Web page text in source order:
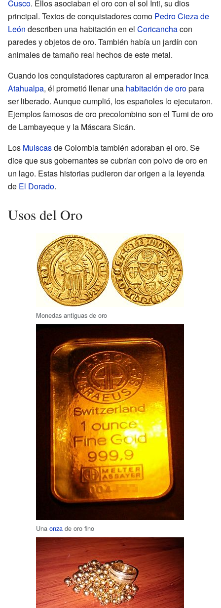
Cusco. Ellos asociaban el oro con el sol Inti, su dios
principal. Textos de conquistadores como Pedro Cieza de
León describen una habitación en el Coricanchacon
paredes y objetos de oro. También había un jardín con
animales de tamaño real hechos de este metal.
Cuando los conquistadores capturaron al emperador inca
Atahualpa, él prometió llenar una habitación de oropara
ser liberado. Aunque cumplió, los españoles lo ejecutaron.
Ejemplos famosos de oro precolombino son el Tumi de oro
de Lambayeque y la Máscara Sicán.
Los Muiscasde Colombia también adoraban el oro. Se
dice que sus gobernantes se cubrían con polvo de oro en
un lago. Estas historias pudieron dar origen a la leyenda
de El Dorado.
Usos del Oro
Monedas antiguas de oro
Una onza de oro fino